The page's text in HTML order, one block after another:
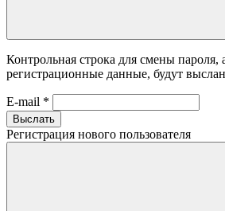
Контрольная строка для смены пароля,
регистрационные данные, будут
E-mail *
Выслать
Регистрация нового пользователя